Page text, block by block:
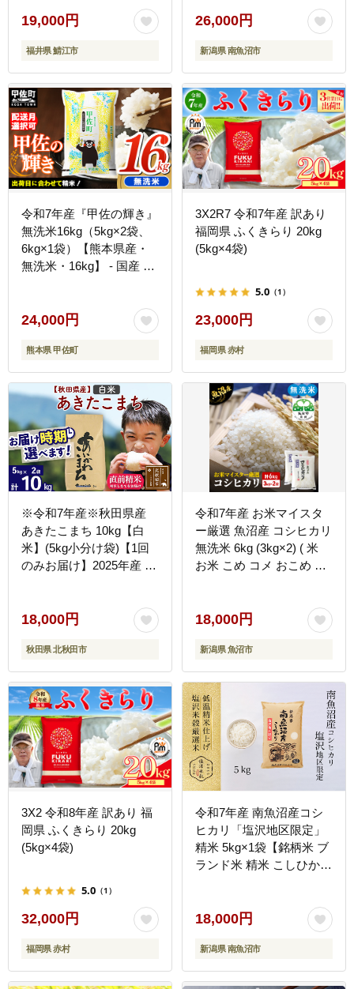
19,000円
福井県 鯖江市
米 米 こめ コメ ご飯 御飯
26,000円
新潟県 南魚沼市
令和7年産『甲佐の輝き』
無洗米16kg（5kg×2袋、
6kg×1袋）【熊本県産・
無洗米・16kg】 - 国産 白
選 マイスター 生活応援
ひのひかり 森のくまさん
おすすめ 熊本県 甲佐町
【価格改定ZO】
24,000円
熊本県 甲佐町
3X2R7 令和7年産 訳あり
福岡県 ふくきらり 20kg
(5kg×4袋)
5.0 （1）
23,000円
福岡県 赤村
※令和7年産※秋田県産
あきたこまち 10kg【白
米】(5kg小分け袋)【1回
のみお届け】2025年産 お
あきたこまち 米どころ 東
18,000円
秋田県 北秋田市
令和7年産 お米マイスタ
ー厳選 魚沼産 コシヒカリ
無洗米 6kg (3kg×2) ( 米
お米 こめ コメ おこめ 白
18,000円
新潟県 魚沼市
3X2 令和8年産 訳あり 福
岡県 ふくきらり 20kg
(5kg×4袋)
5.0 （1）
32,000円
福岡県 赤村
令和7年産 南魚沼産コシ
ヒカリ「塩沢地区限定」
精米 5kg×1袋【銘柄米 ブ
ランド米 精米 こしひかり
御飯 ごはん お米 米 こめ
18,000円
新潟県 南魚沼市